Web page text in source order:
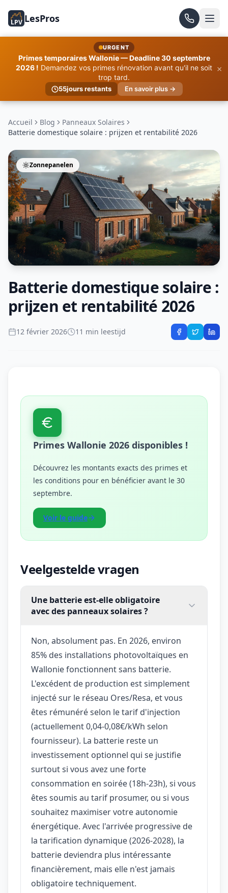
LPV LesPros
URGENT
Primes temporaires Wallonie — Deadline 30 septembre
2026 ! Demandez vos primes rénovation avant qu'il ne soit
trop tard.
55jours restants En savoir plus →
×
Accueil Blog
Panneaux Solaires
Batterie domestique solaire : prijzen et rentabilité 2026
Zonnepanelen
Batterie domestique solaire :
prijzen et rentabilité 2026
12 février 2026 11 min leestijd
Primes Wallonie 2026 disponibles !
Découvrez les montants exacts des primes et
les conditions pour en bénéficier avant le 30
septembre.
Voir le guide
Veelgestelde vragen
Une batterie est-elle obligatoire
avec des panneaux solaires ?
Non, absolument pas. En 2026, environ
85% des installations photovoltaïques en
Wallonie fonctionnent sans batterie.
L'excédent de production est simplement
injecté sur le réseau Ores/Resa, et vous
êtes rémunéré selon le tarif d'injection
(actuellement 0,04-0,08€/kWh selon
fournisseur). La batterie reste un
investissement optionnel qui se justifie
surtout si vous avez une forte
consommation en soirée (18h-23h), si vous
êtes soumis au tarif prosumer, ou si vous
souhaitez maximiser votre autonomie
énergétique. Avec l'arrivée progressive de
la tarification dynamique (2026-2028), la
batterie deviendra plus intéressante
financièrement, mais elle n'est jamais
obligatoire techniquement.